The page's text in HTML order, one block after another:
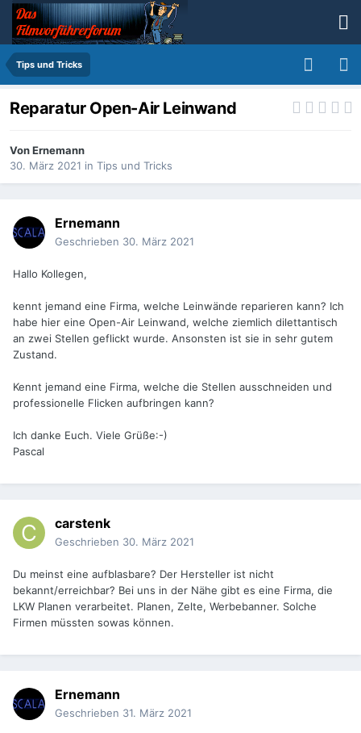
Tips und Tricks
Reparatur Open-Air Leinwand
VonErnemann
30. März 2021 in Tips und Tricks
Ernemann
Geschrieben 30. März 2021
Hallo Kollegen,
kennt jemand eine Firma, welche Leinwände reparieren kann? Ich
habe hier eine Open-Air Leinwand, welche ziemlich dilettantisch
an zwei Stellen geflickt wurde. Ansonsten ist sie in sehr gutem
Zustand.
Kennt jemand eine Firma, welche die Stellen ausschneiden und
professionelle Flicken aufbringen kann?
Ich danke Euch. Viele Grüße:-)
Pascal
carstenk
Geschrieben 30. März 2021
Du meinst eine aufblasbare? Der Hersteller ist nicht
bekannt/erreichbar? Bei uns in der Nähe gibt es eine Firma, die
LKW Planen verarbeitet. Planen, Zelte, Werbebanner. Solche
Firmen müssten sowas können.
Ernemann
Geschrieben 31. März 2021